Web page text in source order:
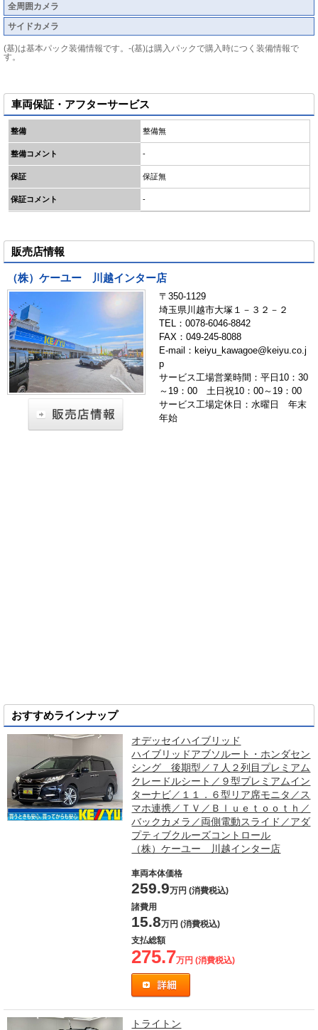
全周囲カメラ
サイドカメラ
(基)は基本パック装備情報です。-(基)は購入パックで購入時につく装備情報で
す。
車両保証・アフターサービス
整備 整備無
整備コメント -
保証 保証無
保証コメント -
販売店情報
（株）ケーユー 川越インター店
〒350-1129
埼玉県川越市大塚１－３２－２
TEL：0078-6046-8842
FAX：049-245-8088
E-mail：keiyu_kawagoe@keiyu.co.j
p
サービス工場営業時間：平日10：30
～19：00 土日祝10：00～19：00
サービス工場定休日：水曜日 年末
年始
おすすめラインナップ
オデッセイハイブリッド
ハイブリッドアブソルート・ホンダセン
シング 後期型／７人２列目プレミアム
クレードルシート／９型プレミアムイン
ターナビ／１１．６型リア席モニタ／ス
マホ連携／ＴＶ／Ｂｌｕｅｔｏｏｔｈ／
バックカメラ／両側電動スライド／アダ
プティブクルーズコントロール
（株）ケーユー 川越インター店
車両本体価格
259.9万円 (消費税込)
諸費用
15.8万円 (消費税込)
支払総額
275.7万円 (消費税込)
トライトン